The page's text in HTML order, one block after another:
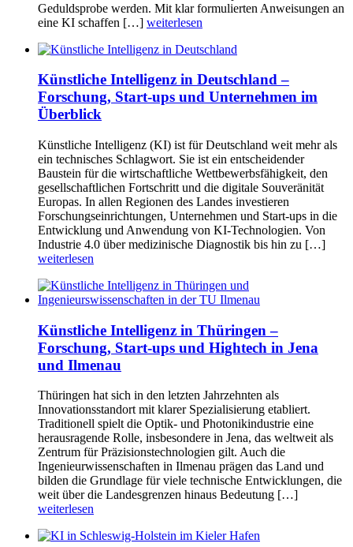
Geduldsprobe werden. Mit klar formulierten Anweisungen an
eine KI schaffen […] weiterlesen
Künstliche Intelligenz in Deutschland –
Forschung, Start-ups und Unternehmen im
Überblick
Künstliche Intelligenz (KI) ist für Deutschland weit mehr als
ein technisches Schlagwort. Sie ist ein entscheidender
Baustein für die wirtschaftliche Wettbewerbsfähigkeit, den
gesellschaftlichen Fortschritt und die digitale Souveränität
Europas. In allen Regionen des Landes investieren
Forschungseinrichtungen, Unternehmen und Start-ups in die
Entwicklung und Anwendung von KI-Technologien. Von
Industrie 4.0 über medizinische Diagnostik bis hin zu […]
weiterlesen
Künstliche Intelligenz in Thüringen –
Forschung, Start-ups und Hightech in Jena
und Ilmenau
Thüringen hat sich in den letzten Jahrzehnten als
Innovationsstandort mit klarer Spezialisierung etabliert.
Traditionell spielt die Optik- und Photonikindustrie eine
herausragende Rolle, insbesondere in Jena, das weltweit als
Zentrum für Präzisionstechnologien gilt. Auch die
Ingenieurwissenschaften in Ilmenau prägen das Land und
bilden die Grundlage für viele technische Entwicklungen, die
weit über die Landesgrenzen hinaus Bedeutung […]
weiterlesen